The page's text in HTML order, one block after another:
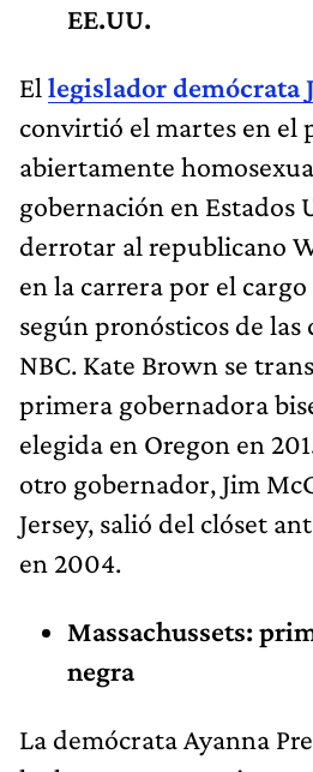
EE.UU.
El legislador demócrata
convirtió el martes en el
abiertamente
gobernación en Estados
derrotar al republicano
en la carrera por el
según pronósticos de las
NBC. Kate Brown se
primera gobernadora
elegida en Oregon en
otro gobernador, Jim
Jersey, salió del clóset
en 2004.
Massachussets:
negra
La demócrata Ayanna